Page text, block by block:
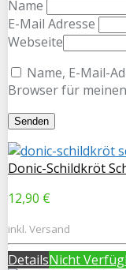
Name
E-Mail Adresse
Webseite
Name, E-Mail-
Browser für
Donic-Schildkröt
12,90 €
inkl. Versand
DetailsNicht